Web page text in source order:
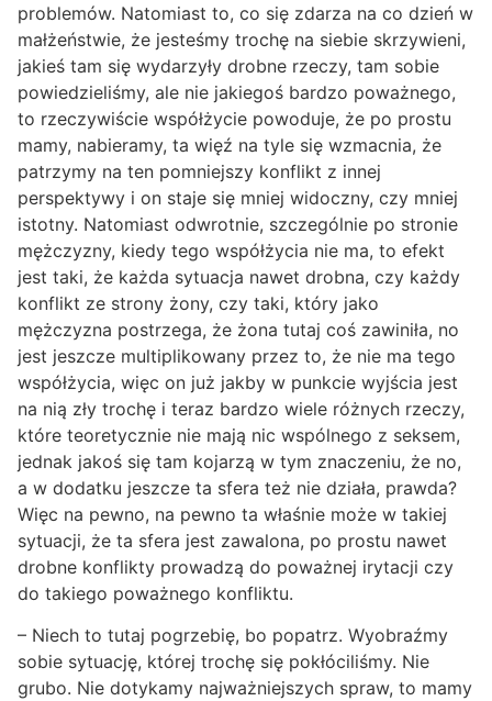
problemów. Natomiast to, co się zdarza na co dzień w
małżeństwie, że jesteśmy trochę na siebie skrzywieni,
jakieś tam się wydarzyły drobne rzeczy, tam sobie
powiedzieliśmy, ale nie jakiegoś bardzo poważnego,
to rzeczywiście współżycie powoduje, że po prostu
mamy, nabieramy, ta więź na tyle się wzmacnia, że
patrzymy na ten pomniejszy konflikt z innej
perspektywy i on staje się mniej widoczny, czy mniej
istotny. Natomiast odwrotnie, szczególnie po stronie
mężczyzny, kiedy tego współżycia nie ma, to efekt
jest taki, że każda sytuacja nawet drobna, czy każdy
konflikt ze strony żony, czy taki, który jako
mężczyzna postrzega, że żona tutaj coś zawiniła, no
jest jeszcze multiplikowany przez to, że nie ma tego
współżycia, więc on już jakby w punkcie wyjścia jest
na nią zły trochę i teraz bardzo wiele różnych rzeczy,
które teoretycznie nie mają nic wspólnego z seksem,
jednak jakoś się tam kojarzą w tym znaczeniu, że no,
a w dodatku jeszcze ta sfera też nie działa, prawda?
Więc na pewno, na pewno ta właśnie może w takiej
sytuacji, że ta sfera jest zawalona, po prostu nawet
drobne konflikty prowadzą do poważnej irytacji czy
do takiego poważnego konfliktu.
– Niech to tutaj pogrzebię, bo popatrz. Wyobraźmy
sobie sytuację, której trochę się pokłóciliśmy. Nie
grubo. Nie dotykamy najważniejszych spraw, to mamy